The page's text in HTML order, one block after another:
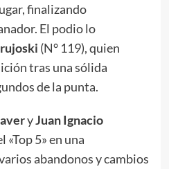
finalizando
El podio lo
(N° 119), quien
tras una sólida
de la punta.
yJuan Ignacio
5» en una
abandonos y cambios